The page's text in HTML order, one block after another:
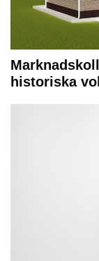
historiska